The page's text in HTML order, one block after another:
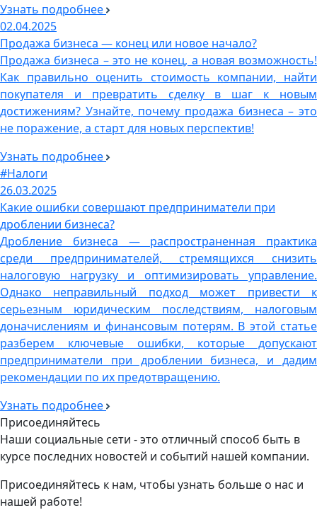
Узнать подробнее
02.04.2025
Продажа бизнеса — конец или новое начало?
Продажа бизнеса – это не конец, а новая возможность!
Как правильно оценить стоимость компании, найти
покупателя и превратить сделку в шаг к новым
достижениям? Узнайте, почему продажа бизнеса – это
не поражение, а старт для новых перспектив!
Узнать подробнее
#Налоги
26.03.2025
Какие ошибки совершают предприниматели при
дроблении бизнеса?
Дробление бизнеса — распространенная практика
среди предпринимателей, стремящихся снизить
налоговую нагрузку и оптимизировать управление.
Однако неправильный подход может привести к
серьезным юридическим последствиям, налоговым
доначислениям и финансовым потерям. В этой статье
разберем ключевые ошибки, которые допускают
предприниматели при дроблении бизнеса, и дадим
рекомендации по их предотвращению.
Узнать подробнее
Присоединяйтесь
Наши социальные сети - это отличный способ быть в
курсе последних новостей и событий нашей компании.
Присоединяйтесь к нам, чтобы узнать больше о нас и
нашей работе!